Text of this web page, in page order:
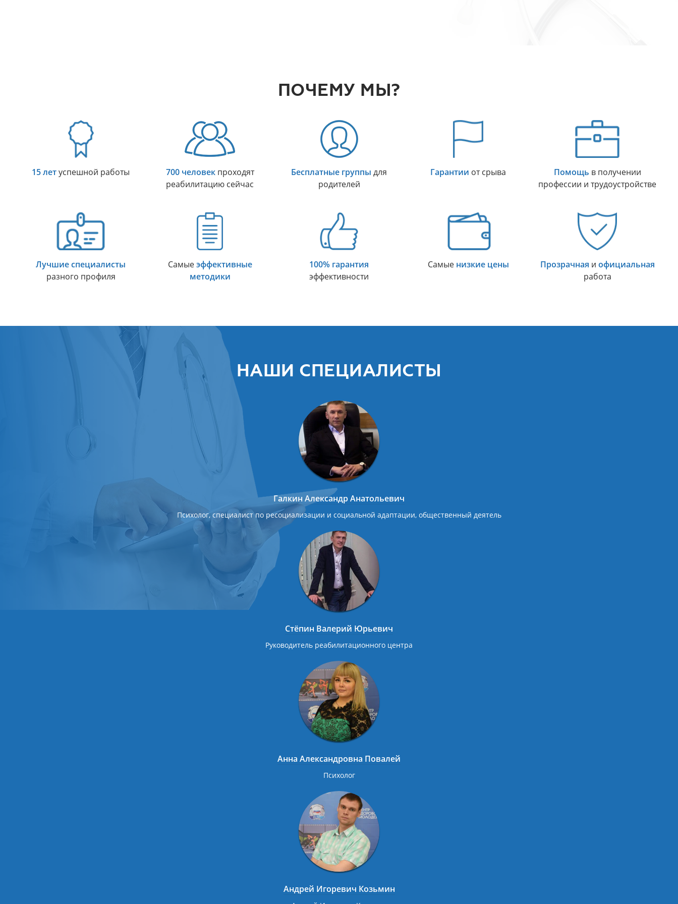
ПОЧЕМУ МЫ?
15 летуспешной работы 700 человекпроходят
реабилитацию сейчас
Бесплатные группы для
родителей
Гарантии от срыва Помощь в получении
профессии и трудоустройстве
Лучшие специалисты
разного профиля
Самыеэффективные
методики
100% гарантия
эффективности
Самые низкие цены Прозрачная и официальная
работа
НАШИ СПЕЦИАЛИСТЫ
Галкин Александр Анатольевич
Психолог, специалист по ресоциализации и социальной адаптации, общественный деятель
Стёпин Валерий Юрьевич
Руководитель реабилитационного центра
Анна Александровна Повалей
Психолог
Андрей Игоревич Козьмин